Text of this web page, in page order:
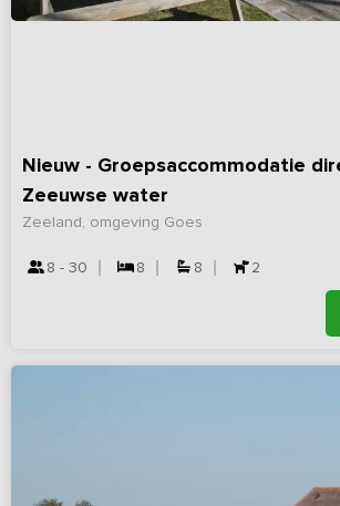
Nieuw - Groepsaccommodatie
Zeeuwse water
Zeeland, omgeving Goes
8 - 30 8 8 2